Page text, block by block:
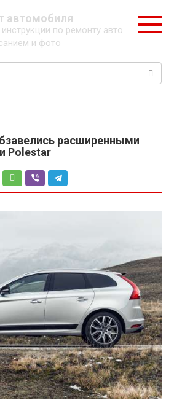
автомобиля
по ремонту авто
и фото
расширенными
Polestar